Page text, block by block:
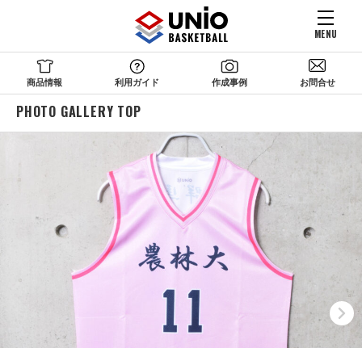
MENU
商品情報 利用ガイド 作成事例 お問合せ
PHOTO GALLERY TOP